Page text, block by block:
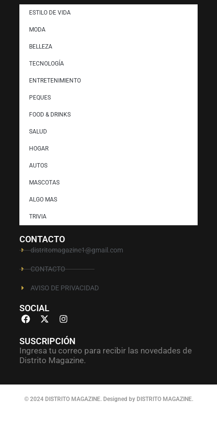
ESTILO DE VIDA
MODA
BELLEZA
TECNOLOGÍA
ENTRETENIMIENTO
PEQUES
FOOD & DRINKS
SALUD
HOGAR
AUTOS
MASCOTAS
ALGO MAS
TRIVIA
CONTACTO
distritomagazine1@gmail.com
CONTACTO
AVISO DE PRIVACIDAD
SOCIAL
SUSCRIPCIÓN
Ingresa tu correo para recibir las novedades de
Distrito Magazine.
© 2024 DISTRITO MAGAZINE. Designed by DISTRITO MAGAZINE.